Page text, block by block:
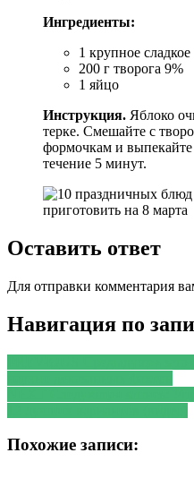
Ингредиенты:
1 крупное сладкое
200 г творога 9%
1 яйцо
Инструкция. Яблоко
терке. Смешайте с
формочкам и
течение 5 минут.
Оставить ответ
Для отправки комментария
Навигация по
Похожие записи: